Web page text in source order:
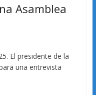
Asamblea
El presidente de la
una entrevista